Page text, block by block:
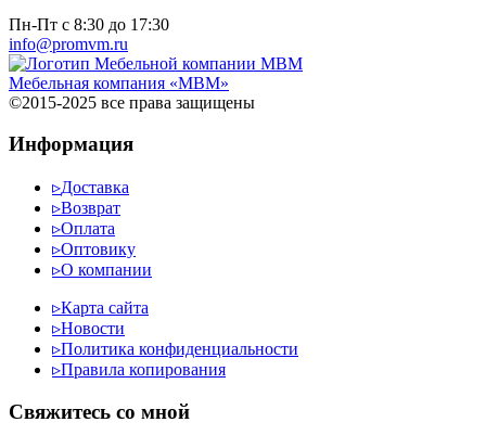
Пн-Пт с 8:30 до 17:30
info@promvm.ru
Мебельная компания «МВМ»
©2015-2025 все права защищены
Информация
▹Доставка
▹Возврат
▹Оплата
▹Оптовику
▹О компании
▹Карта сайта
▹Новости
▹Политика конфиденциальности
▹Правила копирования
Cвяжитесь со мной